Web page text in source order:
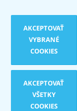
AKCEPTOVAŤ
VYBRANÉ
COOKIES
AKCEPTOVAŤ
VŠETKY
COOKIES